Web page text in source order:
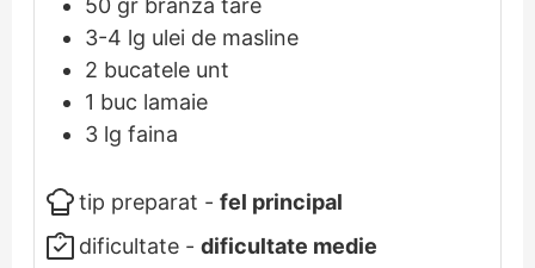
50 gr branza tare
3-4 lg ulei de masline
2 bucatele unt
1 buc lamaie
3 lg faina
tip preparat -fel principal
dificultate -dificultate medie